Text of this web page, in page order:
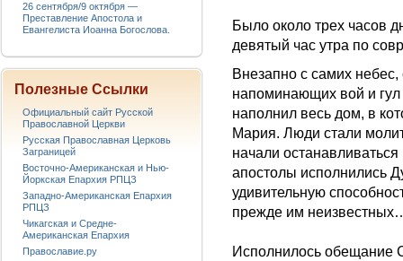
Было около трех часов
девятый час утра по
Внезапно с самих
напоминающих вой и
наполнил весь дом, в
Мария. Люди стали
начали
апостолы исполнились
удивительную
прежде им
Исполнилось обещание
26 сентября/9 октября —
Преставление Апостола и
Евангелиста Иоанна Богослова.
Полезные Ссылки
Официальный сайт Русской
Православной Церкви
Русская Православная Церковь
Заграницей
Восточно-Американская и Нью-
Йоркская Епархия РПЦЗ
Западно-Американская Епархия
РПЦЗ
Чикагская и Средне-
Американская Епархия
Православие.ру